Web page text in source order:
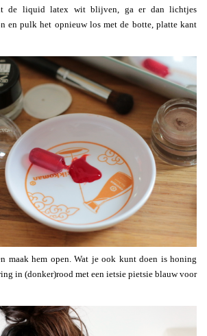
de liquid latex wit blijven, ga er dan lichtjes
en pulk het opnieuw los met de botte, platte kant
maak hem open. Wat je ook kunt doen is honing
in (donker)rood met een ietsie pietsie blauw voor